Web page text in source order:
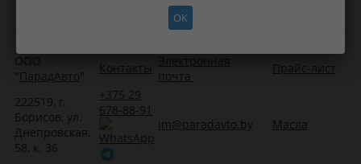
ООО
" ПарадАвто"
Контакты
почта
Прайс-лист
222519, г.
Борисов, ул.
Днепровская,
58, к. 36
+375 29
678-88-91
im@paradavto.by
Масла
ОК